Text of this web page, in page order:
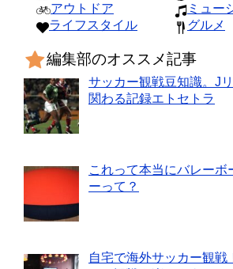
アウトドア
ライフスタイル
ミュー
グルメ
編集部のオススメ記事
サッカー観戦豆知識。J
関わる記録エトセトラ
これって本当にバレーボ
ーって？
自宅で海外サッカー観戦